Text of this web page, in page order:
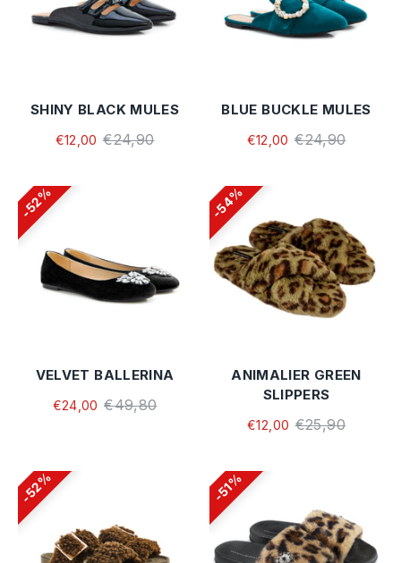
SHINY BLACK MULES
€12,00 €24,90
BLUE BUCKLE MULES
€12,00 €24,90
52%
VELVET BALLERINA
€24,00 €49,80
54%
ANIMALIER GREEN
SLIPPERS
€12,00 €25,90
52% 51%